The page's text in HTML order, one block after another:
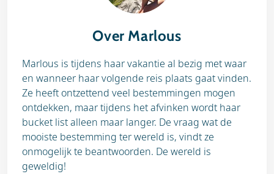
Over Marlous
Marlous is tijdens haar vakantie al bezig met waar
en wanneer haar volgende reis plaats gaat vinden.
Ze heeft ontzettend veel bestemmingen mogen
ontdekken, maar tijdens het afvinken wordt haar
bucket list alleen maar langer. De vraag wat de
mooiste bestemming ter wereld is, vindt ze
onmogelijk te beantwoorden. De wereld is
geweldig!